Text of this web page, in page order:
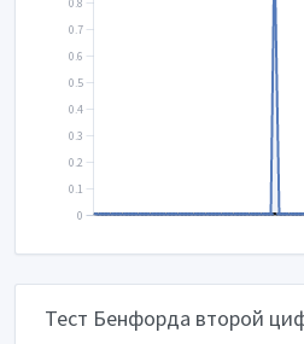
0
0.1
0.2
0.3
0.4
0.5
0.6
0.7
Тест Бенфорда второй